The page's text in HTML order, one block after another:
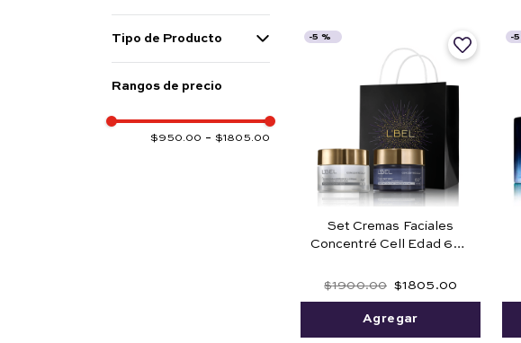
Nocturne
No aplica
Concentré
Tipo de Producto
Set
Rangos de precio
$950.00 – $1805.00
Set Cremas Faciales
Concentré Cell Edad 60+
-5 %
$1900.00 $1805 .00
Agregar
-5